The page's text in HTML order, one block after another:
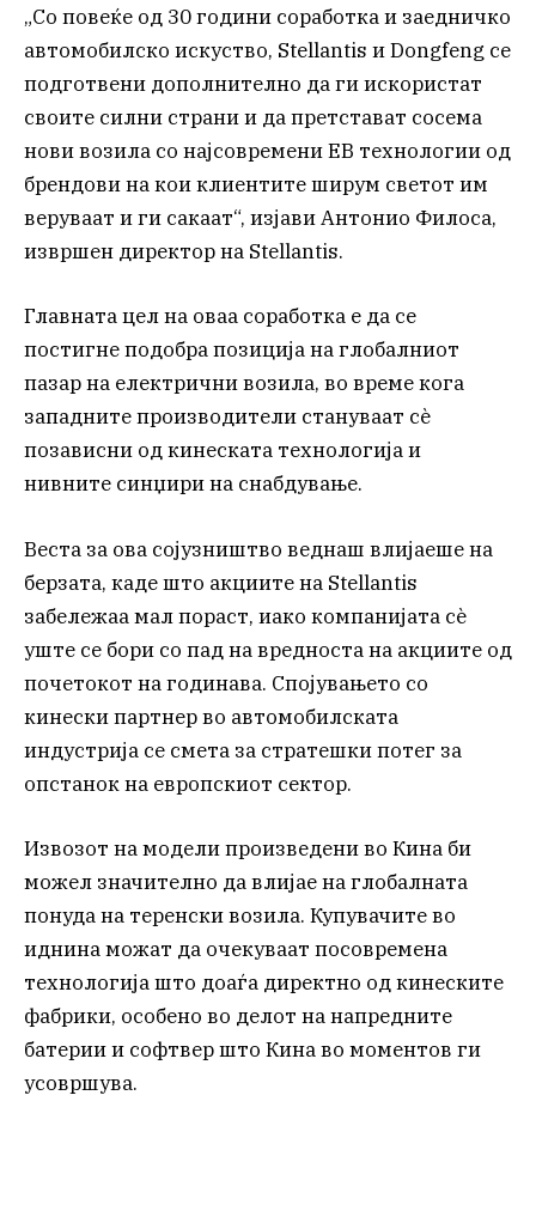
„Со повеќе од 30 години соработка и заедничко
автомобилско искуство, Stellantis и Dongfeng се
подготвени дополнително да ги искористат
своите силни страни и да претстават сосема
нови возила со најсовремени ЕВ технологии од
брендови на кои клиентите ширум светот им
веруваат и ги сакаат“, изјави Антонио Филоса,
извршен директор на Stellantis.
Главната цел на оваа соработка е да се
постигне подобра позиција на глобалниот
пазар на електрични возила, во време кога
западните производители стануваат сè
позависни од кинеската технологија и
нивните синџири на снабдување.
Веста за ова сојузништво веднаш влијаеше на
берзата, каде што акциите на Stellantis
забележаа мал пораст, иако компанијата сè
уште се бори со пад на вредноста на акциите од
почетокот на годинава. Спојувањето со
кинески партнер во автомобилската
индустрија се смета за стратешки потег за
опстанок на европскиот сектор.
Извозот на модели произведени во Кина би
можел значително да влијае на глобалната
понуда на теренски возила. Купувачите во
иднина можат да очекуваат посовремена
технологија што доаѓа директно од кинеските
фабрики, особено во делот на напредните
батерии и софтвер што Кина во моментов ги
усовршува.